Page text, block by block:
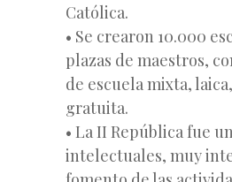
Católica.
• Se crearon 10.000
plazas de maestros,
de escuela mixta,
gratuita.
• La II República fue
intelectuales, muy